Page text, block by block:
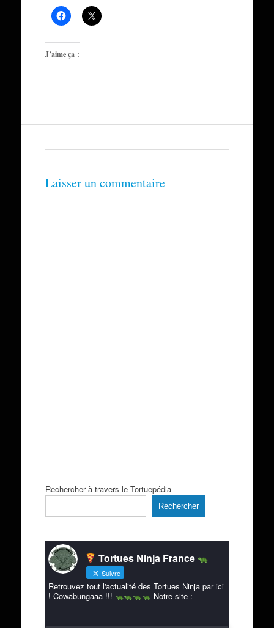
J’aime ça :
Laisser un commentaire
Rechercher à travers le Tortuepédia
Rechercher
Tortues Ninja France
Suivre
Retrouvez tout l'actualité des Tortues Ninja par ici
! Cowabungaaa !!!
Notre site :